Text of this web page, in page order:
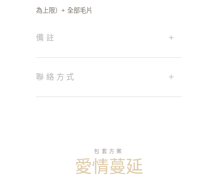
為上限）+ 全部毛片
備註 +
聯絡方式 +
包套方案
愛情蔓延